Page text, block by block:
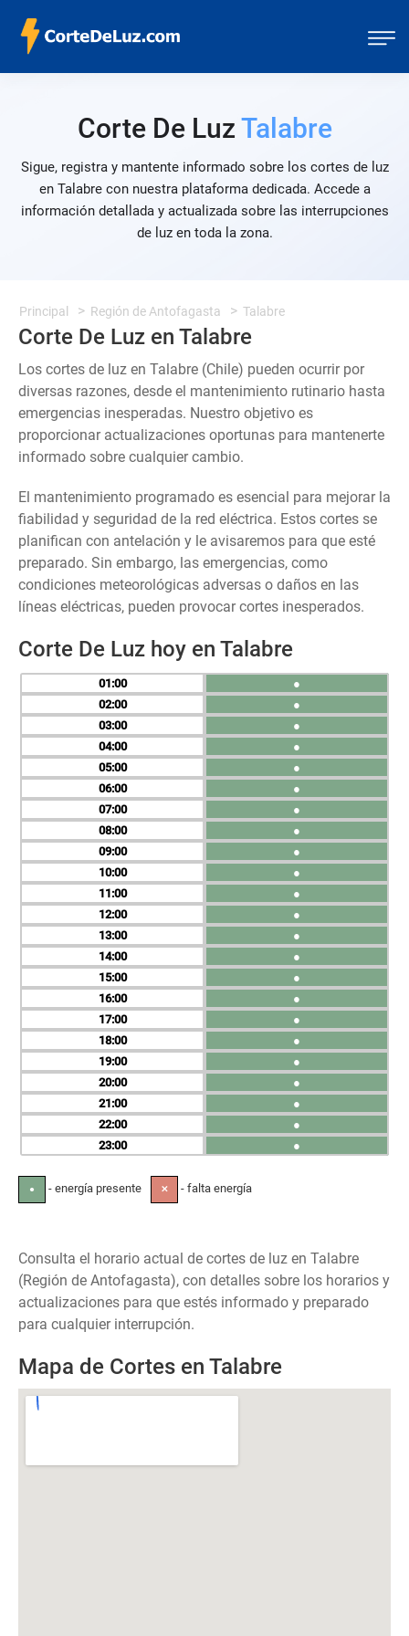
Corte De Luz Talabre
Sigue, registra y mantente informado sobre los cortes de luz
en Talabre con nuestra plataforma dedicada. Accede a
información detallada y actualizada sobre las interrupciones
de luz en toda la zona.
Principal Región de Antofagasta Talabre
Corte De Luz en Talabre
Los cortes de luz en Talabre (Chile) pueden ocurrir por
diversas razones, desde el mantenimiento rutinario hasta
emergencias inesperadas. Nuestro objetivo es
proporcionar actualizaciones oportunas para mantenerte
informado sobre cualquier cambio.
El mantenimiento programado es esencial para mejorar la
fiabilidad y seguridad de la red eléctrica. Estos cortes se
planifican con antelación y le avisaremos para que esté
preparado. Sin embargo, las emergencias, como
condiciones meteorológicas adversas o daños en las
líneas eléctricas, pueden provocar cortes inesperados.
Corte De Luz hoy en Talabre
01
02
03
04
05
06
07
08
09
10
11
12
13
14
15
16
17
18
19
20
21
22
23
●
●
●
●
●
●
●
●
●
●
●
●
●
●
●
●
●
●
●
●
●
●
●
● - energía presente ✕ - falta energía
Consulta el horario actual de cortes de luz en Talabre
(Región de Antofagasta), con detalles sobre los horarios y
actualizaciones para que estés informado y preparado
para cualquier interrupción.
Mapa de Cortes en Talabre